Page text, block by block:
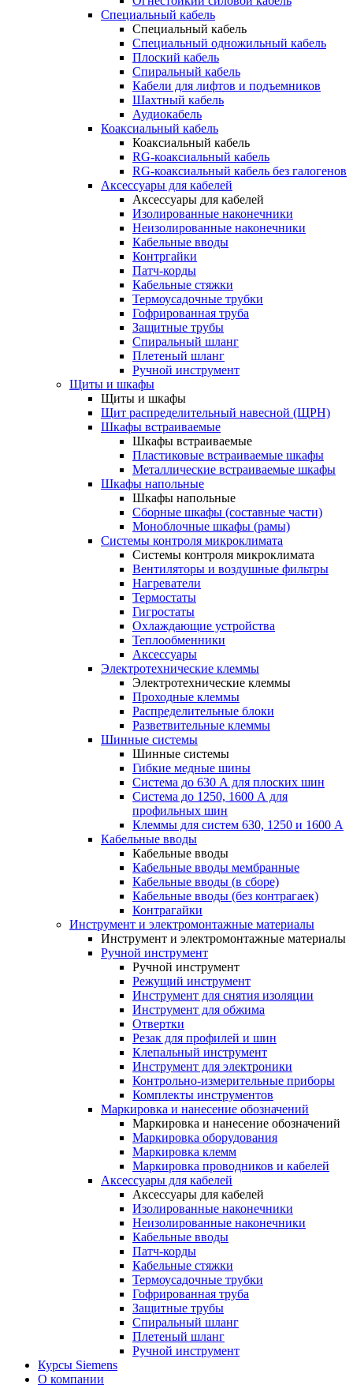
Специальный кабель
Специальный кабель
Специальный одножильный кабель
Плоский кабель
Спиральный кабель
Кабели для лифтов и подъемников
Шахтный кабель
Аудиокабель
Коаксиальный кабель
Коаксиальный кабель
RG-коаксиальный кабель
RG-коаксиальный кабель без галогенов
Аксессуары для кабелей
Аксессуары для кабелей
Изолированные наконечники
Неизолированные наконечники
Кабельные вводы
Контргайки
Патч-корды
Кабельные стяжки
Термоусадочные трубки
Гофрированная труба
Защитные трубы
Спиральный шланг
Плетеный шланг
Ручной инструмент
Щиты и шкафы
Щиты и шкафы
Щит распределительный навесной (ЩРН)
Шкафы встраиваемые
Шкафы встраиваемые
Пластиковые встраиваемые шкафы
Металлические встраиваемые шкафы
Шкафы напольные
Шкафы напольные
Сборные шкафы (составные части)
Моноблочные шкафы (рамы)
Системы контроля микроклимата
Системы контроля микроклимата
Вентиляторы и воздушные фильтры
Нагреватели
Термостаты
Гигростаты
Охлаждающие устройства
Теплообменники
Аксессуары
Электротехнические клеммы
Электротехнические клеммы
Проходные клеммы
Распределительные блоки
Разветвительные клеммы
Шинные системы
Шинные системы
Гибкие медные шины
Система до 630 А для плоских шин
Система до 1250, 1600 А для
профильных шин
Клеммы для систем 630, 1250 и 1600 А
Кабельные вводы
Кабельные вводы
Кабельные вводы мембранные
Кабельные вводы (в сборе)
Кабельные вводы (без контрагаек)
Контрагайки
Инструмент и электромонтажные материалы
Инструмент и электромонтажные материалы
Ручной инструмент
Ручной инструмент
Режущий инструмент
Инструмент для снятия изоляции
Инструмент для обжима
Отвертки
Резак для профилей и шин
Клепальный инструмент
Инструмент для электроники
Контрольно-измерительные приборы
Комплекты инструментов
Маркировка и нанесение обозначений
Маркировка и нанесение обозначений
Маркировка оборудования
Маркировка клемм
Маркировка проводников и кабелей
Аксессуары для кабелей
Аксессуары для кабелей
Изолированные наконечники
Неизолированные наконечники
Кабельные вводы
Патч-корды
Кабельные стяжки
Термоусадочные трубки
Гофрированная труба
Защитные трубы
Спиральный шланг
Плетеный шланг
Ручной инструмент
Курсы Siemens
О компании